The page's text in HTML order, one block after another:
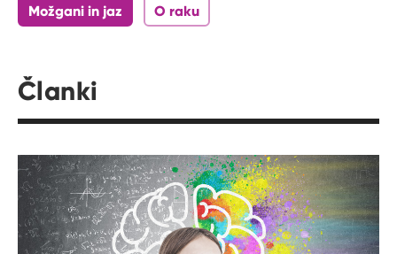
Možgani in jaz O raku
Članki